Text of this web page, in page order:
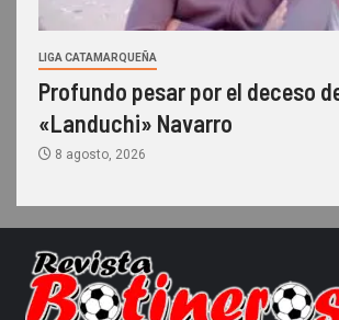
LIGA CATAMARQUEÑA
Profundo pesar por el deceso
«Landuchi» Navarro
8 agosto, 2026